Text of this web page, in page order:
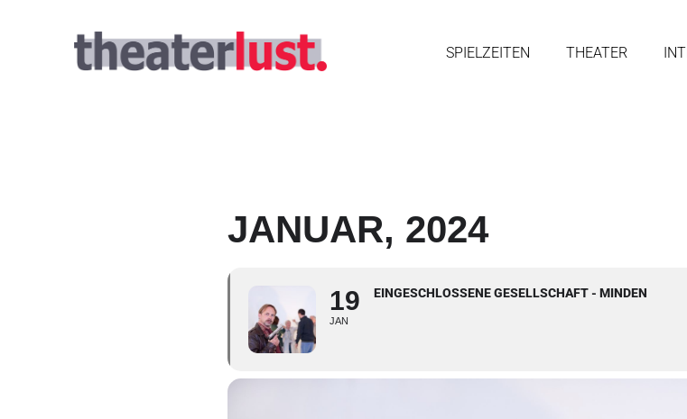
SPIELZEITEN THEATER
JANUAR, 2024
19
JAN
EINGESCHLOSSENE GESELLSCHAFT - MINDEN